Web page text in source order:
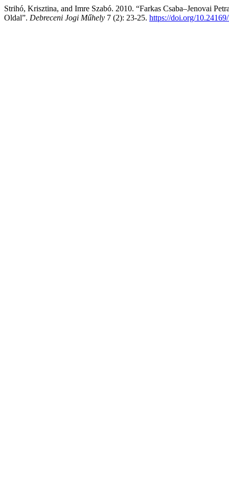
Strihó, Krisztina, and Imre Szabó. 2010. “Farkas Csaba–Jenovai
Oldal”. Debreceni Jogi Műhely 7 (2): 23-25. https://doi.org/